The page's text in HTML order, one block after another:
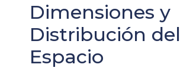
Dimensiones y
Distribución del
Espacio